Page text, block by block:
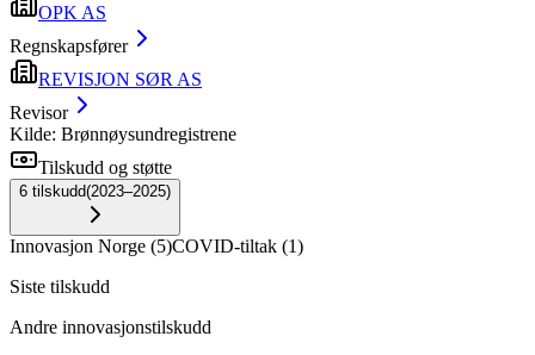
OPK AS
Regnskapsfører
REVISJON SØR AS
Revisor
Kilde: Brønnøysundregistrene
Tilskudd og støtte
6 tilskudd(2023–2025)
Innovasjon Norge (5)COVID-tiltak (1)
Siste tilskudd
Andre innovasjonstilskudd